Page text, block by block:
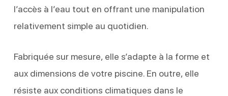
l’accès à l’eau tout en offrant une manipulation
relativement simple au quotidien.
Fabriquée sur mesure, elle s’adapte à la forme et
aux dimensions de votre piscine. En outre, elle
résiste aux conditions climatiques dans le